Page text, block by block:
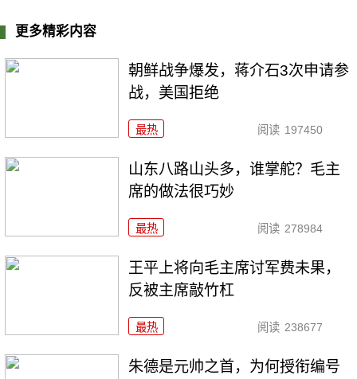
更多精彩内容
朝鲜战争爆发，蒋介石3次申请参
战，美国拒绝
最热 阅读 197450
山东八路山头多，谁掌舵？毛主
席的做法很巧妙
最热 阅读 278984
王平上将向毛主席讨军费未果，
反被主席敲竹杠
最热 阅读 238677
朱德是元帅之首，为何授衔编号